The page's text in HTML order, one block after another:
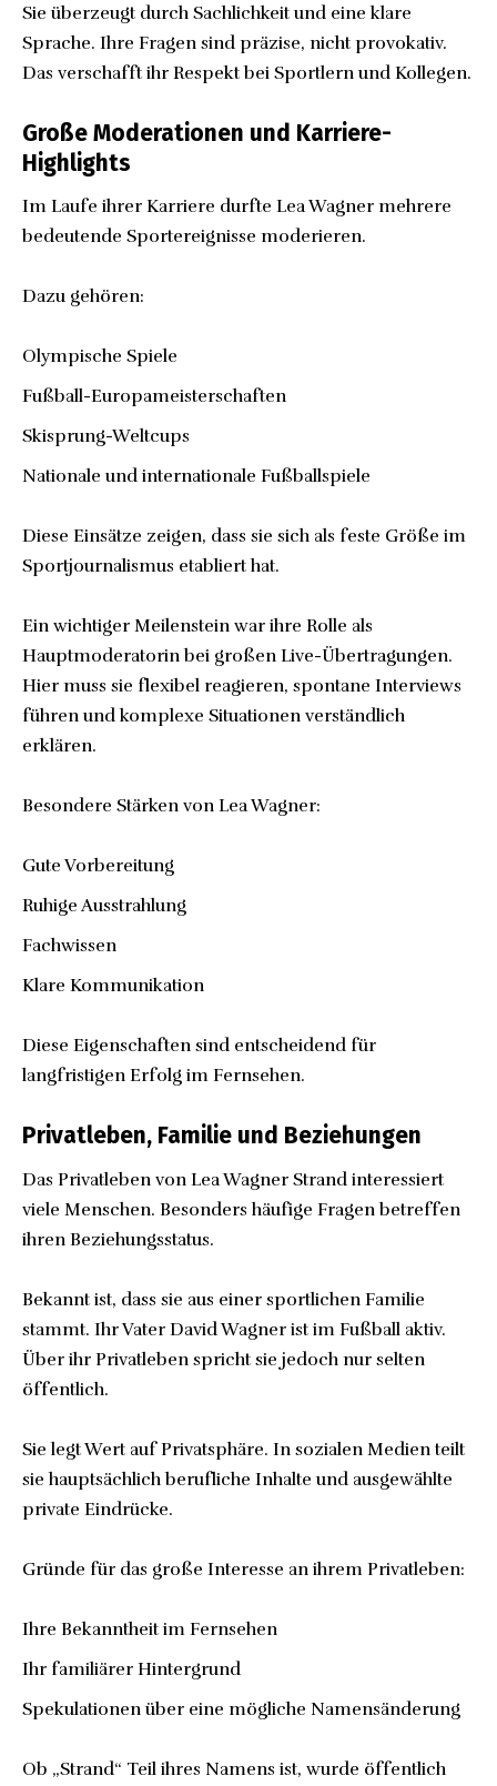
Sie überzeugt durch Sachlichkeit und eine klare
Sprache. Ihre Fragen sind präzise, nicht provokativ.
Das verschafft ihr Respekt bei Sportlern und Kollegen.
Große Moderationen und Karriere-
Highlights
Im Laufe ihrer Karriere durfte Lea Wagner mehrere
bedeutende Sportereignisse moderieren.
Dazu gehören:
Olympische Spiele
Fußball-Europameisterschaften
Skisprung-Weltcups
Nationale und internationale Fußballspiele
Diese Einsätze zeigen, dass sie sich als feste Größe im
Sportjournalismus etabliert hat.
Ein wichtiger Meilenstein war ihre Rolle als
Hauptmoderatorin bei großen Live-Übertragungen.
Hier muss sie flexibel reagieren, spontane Interviews
führen und komplexe Situationen verständlich
erklären.
Besondere Stärken von Lea Wagner:
Gute Vorbereitung
Ruhige Ausstrahlung
Fachwissen
Klare Kommunikation
Diese Eigenschaften sind entscheidend für
langfristigen Erfolg im Fernsehen.
Privatleben, Familie und Beziehungen
Das Privatleben von Lea Wagner Strand interessiert
viele Menschen. Besonders häufige Fragen betreffen
ihren Beziehungsstatus.
Bekannt ist, dass sie aus einer sportlichen Familie
stammt. Ihr Vater David Wagner ist im Fußball aktiv.
Über ihr Privatleben spricht sie jedoch nur selten
öffentlich.
Sie legt Wert auf Privatsphäre. In sozialen Medien teilt
sie hauptsächlich berufliche Inhalte und ausgewählte
private Eindrücke.
Gründe für das große Interesse an ihrem Privatleben:
Ihre Bekanntheit im Fernsehen
Ihr familiärer Hintergrund
Spekulationen über eine mögliche Namensänderung
Ob „Strand“ Teil ihres Namens ist, wurde öffentlich